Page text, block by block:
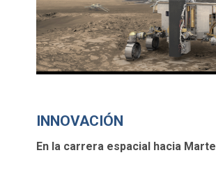
INNOVACIÓN
En la carrera espacial hacia Marte